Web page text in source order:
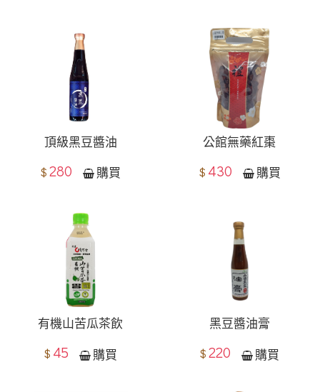
​頂級黑豆醬油
$280 購買
公館無藥紅棗
$ 430 購買
有機山苦瓜茶飲
$ 45 購買
黑豆醬油膏
$220 購買